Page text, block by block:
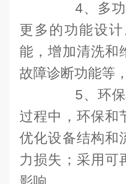
4、多功
更多的功能设
能，增加清洗和
故障诊断功能等
5、环保
过程中，环保和
优化设备结构和
力损失；采用可